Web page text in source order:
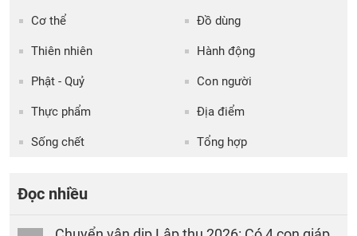
Cơ thể Đồ dùng
Thiên nhiên Hành động
Phật - Quỷ Con người
Thực phẩm Địa điểm
Sống chết Tổng hợp
Đọc nhiều